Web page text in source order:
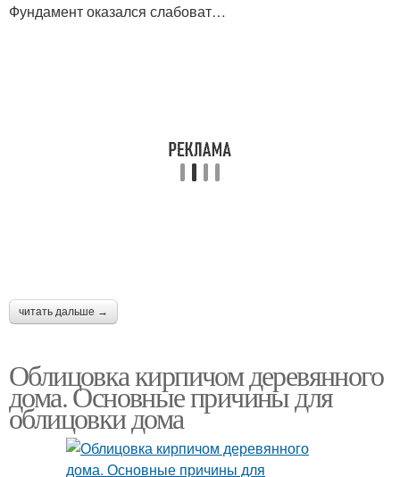
Фундамент оказался слабоват…
читать дальше →
Облицовка кирпичом деревянного
дома. Основные причины для
облицовки дома